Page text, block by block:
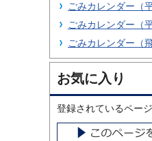
ごみカレンダー（
ごみカレンダー（
ごみカレンダー（
お気に入り
登録されているペー